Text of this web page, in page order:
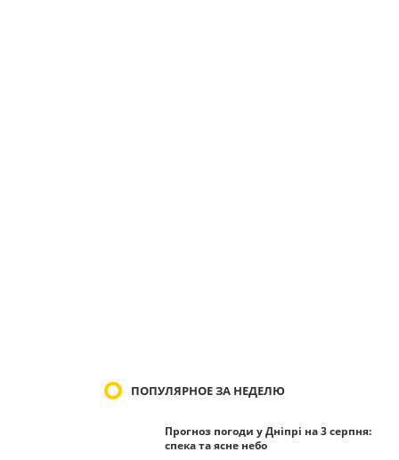
ПОПУЛЯРНОЕ ЗА НЕДЕЛЮ
Прогноз погоди у Дніпрі на 3 серпня:
спека та ясне небо